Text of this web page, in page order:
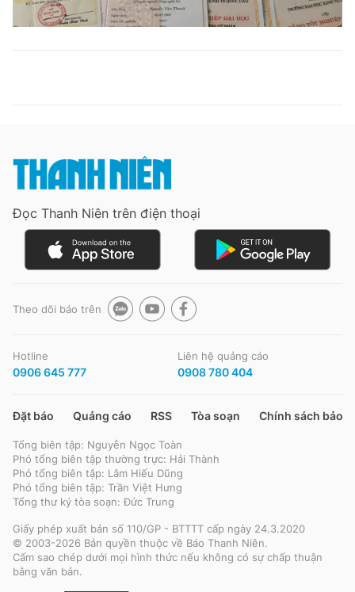
Đọc Thanh Niên trên điện thoại
Theo dõi báo trên
Hotline
0906 645 777
Liên hệ quảng cáo
0908 780 404
Đặt báo Quảng cáo RSS Tòa soạn Chính sách bảo
Tổng biên tập: Nguyễn Ngọc Toàn
Phó tổng biên tập thường trực: Hải Thành
Phó tổng biên tập: Lâm Hiếu Dũng
Phó tổng biên tập: Trần Việt Hưng
Tổng thư ký tòa soạn: Đức Trung
Giấy phép xuất bản số 110/GP - BTTTT cấp ngày 24.3.2020
© 2003-2026 Bản quyền thuộc về Báo Thanh Niên.
Cấm sao chép dưới mọi hình thức nếu không có sự chấp thuận
bằng văn bản.